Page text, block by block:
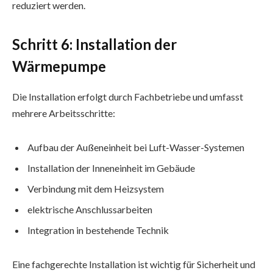
reduziert werden.
Schritt 6: Installation der
Wärmepumpe
Die Installation erfolgt durch Fachbetriebe und umfasst
mehrere Arbeitsschritte:
Aufbau der Außeneinheit bei Luft-Wasser-Systemen
Installation der Inneneinheit im Gebäude
Verbindung mit dem Heizsystem
elektrische Anschlussarbeiten
Integration in bestehende Technik
Eine fachgerechte Installation ist wichtig für Sicherheit und